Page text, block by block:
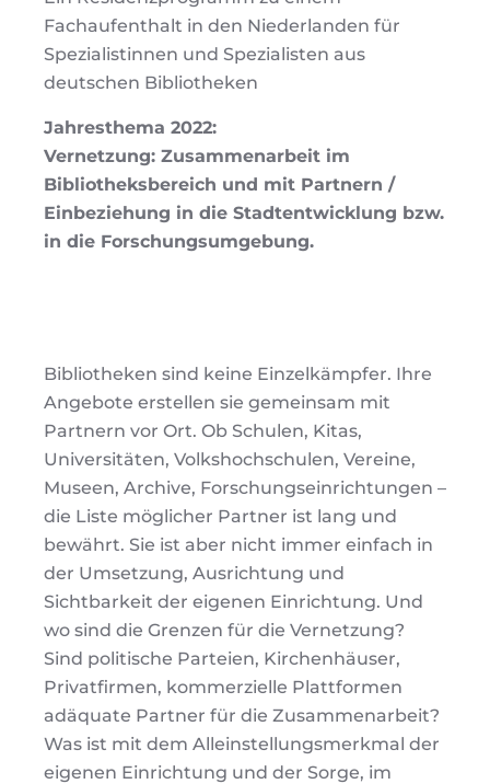
Fachaufenthalt in den Niederlanden für
Spezialistinnen und Spezialisten aus
deutschen Bibliotheken
Jahresthema 2022:
Vernetzung: Zusammenarbeit im
Bibliotheksbereich und mit Partnern /
Einbeziehung in die Stadtentwicklung bzw.
in die Forschungsumgebung.
Bibliotheken sind keine Einzelkämpfer. Ihre
Angebote erstellen sie gemeinsam mit
Partnern vor Ort. Ob Schulen, Kitas,
Universitäten, Volkshochschulen, Vereine,
Museen, Archive, Forschungseinrichtungen –
die Liste möglicher Partner ist lang und
bewährt. Sie ist aber nicht immer einfach in
der Umsetzung, Ausrichtung und
Sichtbarkeit der eigenen Einrichtung. Und
wo sind die Grenzen für die Vernetzung?
Sind politische Parteien, Kirchenhäuser,
Privatfirmen, kommerzielle Plattformen
adäquate Partner für die Zusammenarbeit?
Was ist mit dem Alleinstellungsmerkmal der
eigenen Einrichtung und der Sorge, im